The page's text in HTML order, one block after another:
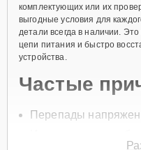
комплектующих или их
выгодные условия для
детали всегда в наличии.
цепи питания и быстро
устройства.
Частые
Перепады